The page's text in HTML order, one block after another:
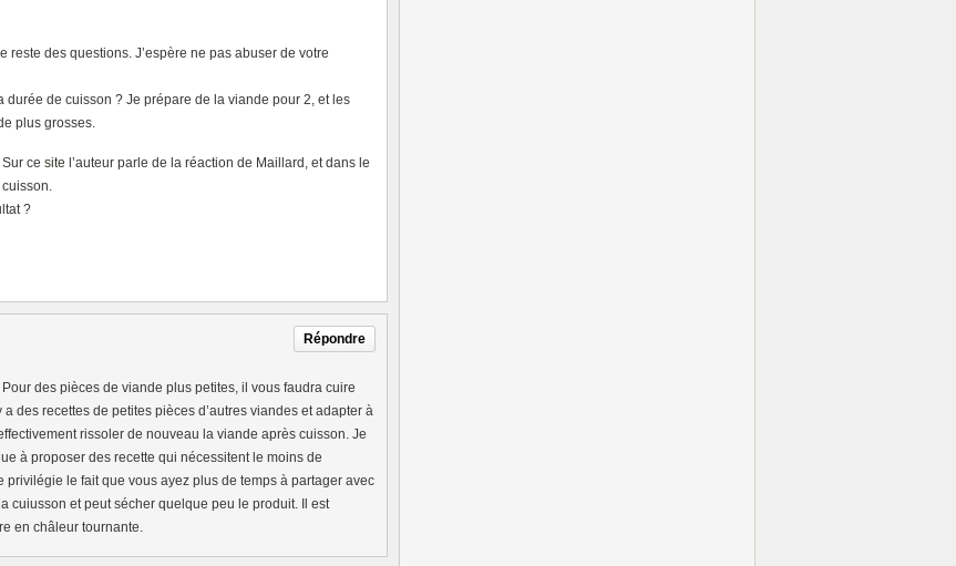
reste des questions. J’espère ne pas abuser de votre
durée de cuisson ? Je prépare de la viande pour 2, et les
plus grosses.
ce site l’auteur parle de la réaction de Maillard, et dans le
?
Répondre
des pièces de viande plus petites, il vous faudra cuire
des recettes de petites pièces d’autres viandes et adapter à
rissoler de nouveau la viande après cuisson. Je
à proposer des recette qui nécessitent le moins de
le fait que vous ayez plus de temps à partager avec
cuiusson et peut sécher quelque peu le produit. Il est
en châleur tournante.